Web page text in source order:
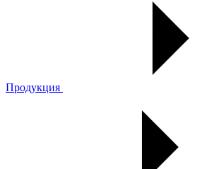
Продукция